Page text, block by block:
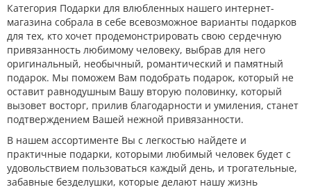
Категория Подарки для влюбленных нашего интернет-
магазина собрала в себе всевозможное варианты подарков
для тех, кто хочет продемонстрировать свою сердечную
привязанность любимому человеку, выбрав для него
оригинальный, необычный, романтический и памятный
подарок. Мы поможем Вам подобрать подарок, который не
оставит равнодушным Вашу вторую половинку, который
вызовет восторг, прилив благодарности и умиления, станет
подтверждением Вашей нежной привязанности.
В нашем ассортименте Вы с легкостью найдете и
практичные подарки, которыми любимый человек будет с
удовольствием пользоваться каждый день, и трогательные,
забавные безделушки, которые делают нашу жизнь